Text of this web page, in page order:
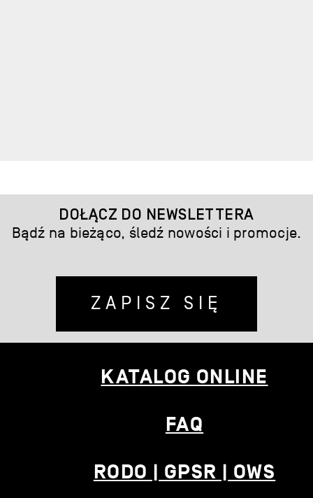
DOŁĄCZ DO NEWSLETTERA
Bądź na bieżąco, śledź nowości i promocje.
ZAPISZ SIĘ
KATALOG ONLINE
FAQ
RODO | GPSR | OWS